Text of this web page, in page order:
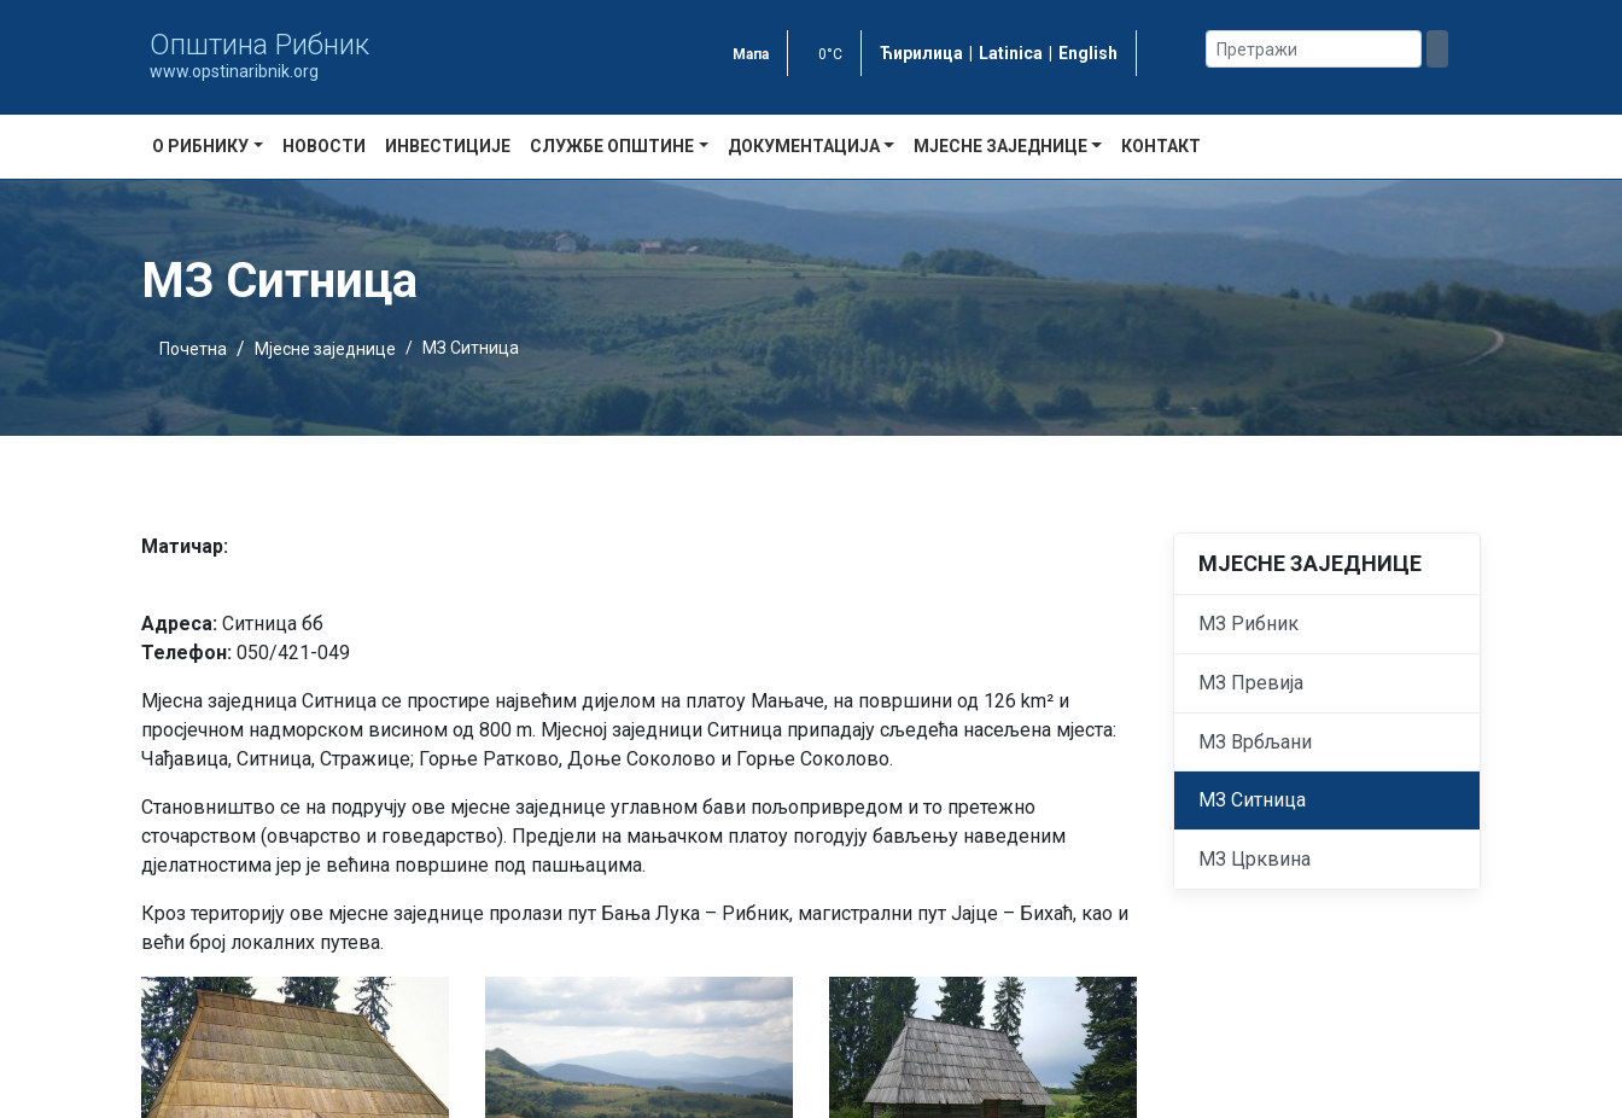
Oпштина Рибник
www.opstinaribnik.org
Мапа 0°C Ћирилица | Latinica | English
О РИБНИКУ НОВОСТИ ИНВЕСТИЦИЈЕ СЛУЖБЕ ОПШТИНЕ ДОКУМЕНТАЦИЈА МЈЕСНЕ ЗАЈЕДНИЦЕ КОНТАКТ
МЗ Ситница
Почетна Мјесне заједнице МЗ Ситница
Матичар:
Адреса: Ситница бб
Телефон: 050/421-049
Мјесна заједница Ситница се простире највећим дијелом на платоу Мањаче, на површини од 126 km² и
просјечном надморском висином од 800 m. Мјесној заједници Ситница припадају сљедећа насељена мјеста:
Чађавица, Ситница, Стражице; Горње Ратково, Доње Соколово и Горње Соколово.
Становништво се на подручју ове мјесне заједнице углавном бави пољопривредом и то претежно
сточарством (овчарство и говедарство). Предјели на мањачком платоу погодују бављењу наведеним
дјелатностима јер је већина површине под пашњацима.
Кроз територију ове мјесне заједнице пролази пут Бања Лука – Рибник, магистрални пут Јајце – Бихаћ, као и
већи број локалних путева.
МЈЕСНЕ ЗАЈЕДНИЦЕ
МЗ Рибник
МЗ Превија
МЗ Врбљани
МЗ Ситница
МЗ Црквина